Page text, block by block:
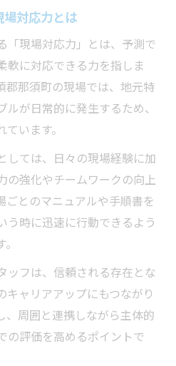
場対応力とは
「現場対応力」とは、予測で
軟に対応できる力を指しま
郡那須町の現場では、地元特
が日常的に発生するため、
います。
しては、日々の現場経験に加
の強化やチームワークの向上
ごとのマニュアルや手順書を
う時に迅速に行動できるよう
ッフは、信頼される存在とな
キャリアアップにもつながり
、周囲と連携しながら主体的
の評価を高めるポイントで